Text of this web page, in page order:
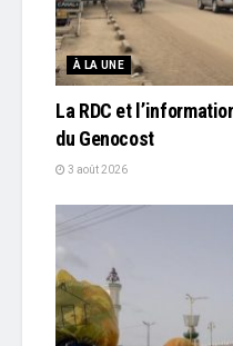
À LA UNE
La RDC et
du Genocost
3 août 2026